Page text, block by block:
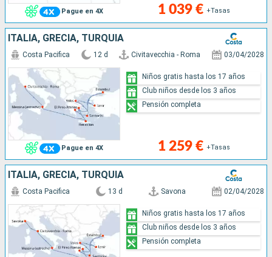
Pague en 4X 1 039 € +Tasas
ITALIA, GRECIA, TURQUÍA
Pague en 4X
Costa Pacifica 12 d Civitavecchia - Roma 03/04/2028
1 259 € +Tasas
Niños gratis hasta los 17 años
Club niños desde los 3 años
Pensión completa
ITALIA, GRECIA, TURQUÍA
Costa Pacifica 13 d Savona 02/04/2028
Niños gratis hasta los 17 años
Club niños desde los 3 años
Pensión completa